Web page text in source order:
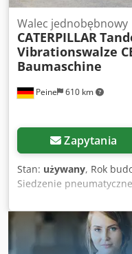
Peine 610 km
Walec jednobębnowy
CATERPILLAR
Vibrationswalze
Baumaschine
Zapytania
Stan: używany, Rok
Siedzenie
Aqomczgkoporf *
Silnik: Kohler, 3-
hydrostatyczny,
rama ochronna (ROPS)